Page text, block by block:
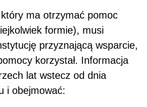
ma otrzymać pomoc
formie), musi
przyznającą wsparcie,
korzystał. Informacja
lat wstecz od dnia
i obejmować: